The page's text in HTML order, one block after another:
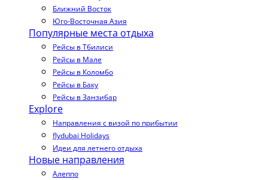
Ближний Восток
Юго-Восточная Азия
Популярные места отдыха
Рейсы в Тбилиси
Рейсы в Мале
Рейсы в Коломбо
Рейсы в Баку
Рейсы в Занзибар
Explore
Направления с визой по прибытии
flydubai Holidays
Идеи для летнего отдыха
Новые направления
Алеппо